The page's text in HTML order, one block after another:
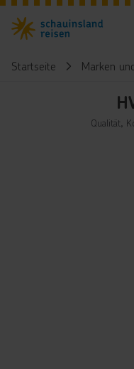
Startseite Marken
Qualität,